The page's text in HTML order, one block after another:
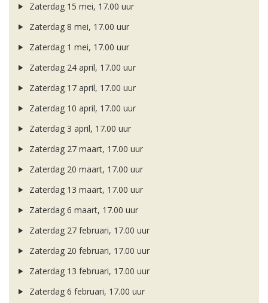
Zaterdag 15 mei, 17.00 uur
Zaterdag 8 mei, 17.00 uur
Zaterdag 1 mei, 17.00 uur
Zaterdag 24 april, 17.00 uur
Zaterdag 17 april, 17.00 uur
Zaterdag 10 april, 17.00 uur
Zaterdag 3 april, 17.00 uur
Zaterdag 27 maart, 17.00 uur
Zaterdag 20 maart, 17.00 uur
Zaterdag 13 maart, 17.00 uur
Zaterdag 6 maart, 17.00 uur
Zaterdag 27 februari, 17.00 uur
Zaterdag 20 februari, 17.00 uur
Zaterdag 13 februari, 17.00 uur
Zaterdag 6 februari, 17.00 uur